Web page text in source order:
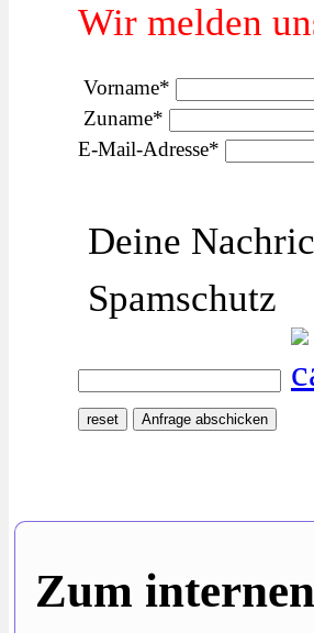
Wir melden
Vorname*
Zuname*
E-Mail-Adresse*
Deine
Spamschutz
reset Anfrage abschicken
Zum